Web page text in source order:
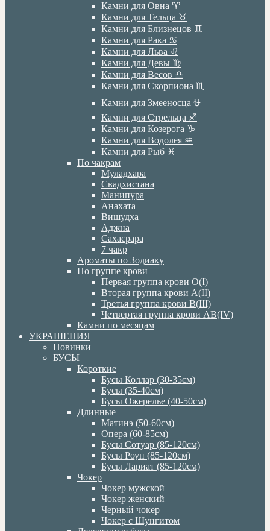
Камни для Овна ♈️
Камни для Тельца ♉️
Камни для Близнецов ♊️
Камни для Рака ♋️
Камни для Льва ♌️
Камни для Девы ♍️
Камни для Весов ♎️
Камни для Скорпиона ♏️
Камни для Змееносца ⛎
Камни для Стрельца ♐️
Камни для Козерога ♑️
Камни для Водолея ♒️
Камни для Рыб ♓️
По чакрам
Муладхара
Свадхистана
Манипура
Анахата
Вишудха
Аджна
Сахасрара
7 чакр
Ароматы по Зодиаку
По группе крови
Первая группа крови О(I)
Вторая группа крови А(II)
Третья группа крови В(III)
Четвертая группа крови АВ(IV)
Камни по месяцам
УКРАШЕНИЯ
Новинки
БУСЫ
Короткие
Бусы Коллар (30-35см)
Бусы (35-40см)
Бусы Ожерелье (40-50см)
Длинные
Матинэ (50-60см)
Опера (60-85см)
Бусы Сотуар (85-120см)
Бусы Роуп (85-120см)
Бусы Лариат (85-120см)
Чокер
Чокер мужской
Чокер женский
Черный чокер
Чокер с Шунгитом